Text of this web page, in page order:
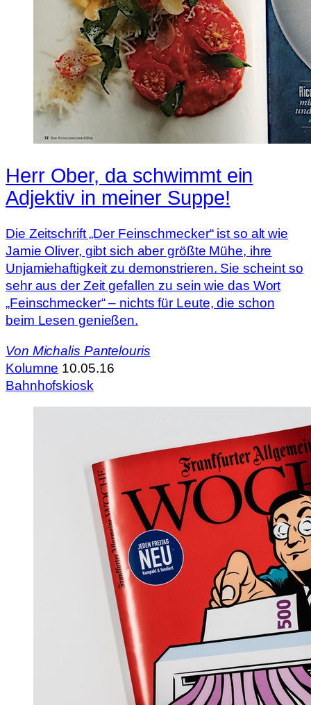
Herr Ober, da schwimmt ein
Adjektiv in meiner Suppe!
Die Zeitschrift „Der Feinschmecker“ ist so alt wie
Jamie Oliver, gibt sich aber größte Mühe, ihre
Unjamiehaftigkeit zu demonstrieren. Sie scheint so
sehr aus der Zeit gefallen zu sein wie das Wort
„Feinschmecker“ – nichts für Leute, die schon
beim Lesen genießen.
Von Michalis Pantelouris
Kolumne 10.05.16
Bahnhofskiosk